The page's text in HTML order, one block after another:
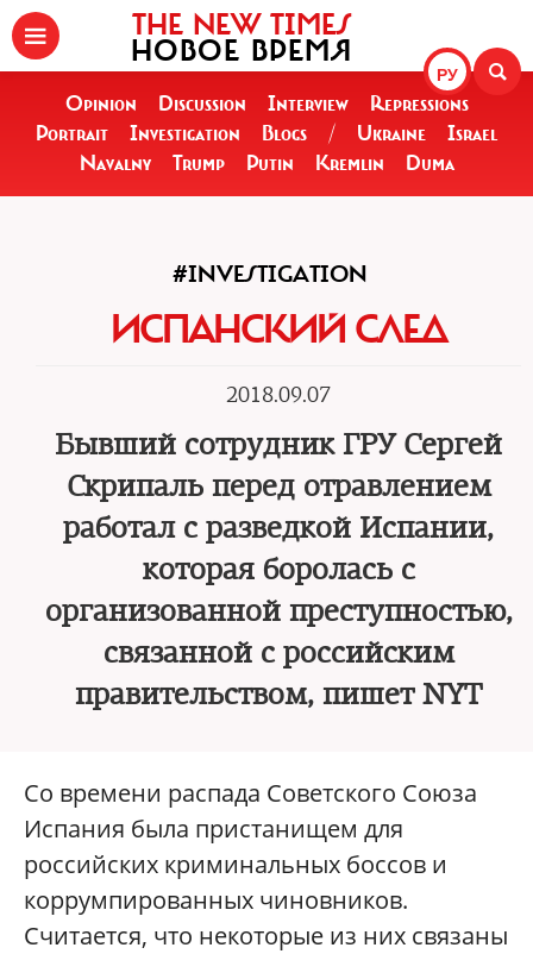
РУ
THE NEW TIMES
НОВОЕ ВРЕМЯ
Opinion Discussion Interview
Repressions
Portrait
Investigation Blogs / Ukraine
Israel
Navalny
Trump Putin Kremlin Duma
#INVESTIGATION
ИСПАНСКИЙ СЛЕД
2018.09.07
Бывший сотрудник ГРУ Сергей
Скрипаль перед отравлением
работал с разведкой Испании,
которая боролась с
организованной преступностью,
связанной с российским
правительством, пишет NYT
Со времени распада Советского Союза
Испания была пристанищем для
российских криминальных боссов и
коррумпированных чиновников.
Считается, что некоторые из них связаны